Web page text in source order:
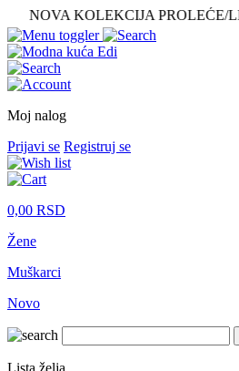
NOVA KOLEKCIJA PROLEĆE/LETO
Moj nalog
Prijavi se Registruj se
0,00 RSD
Žene
Muškarci
Novo
Lista želja